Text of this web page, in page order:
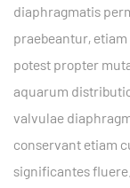
diaphragmatis
praebeantur,
potest propter
aquarum
valvulae
conservant etiam
significantes fluere.